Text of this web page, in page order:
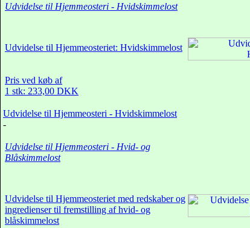
Udvidelse til Hjemmeosteri - Hvidskimmelost
Udvidelse til Hjemmeosteriet: Hvidskimmelost
Pris ved køb af
1 stk: 233,00 DKK
Udvidelse til Hjemmeosteri - Hvidskimmelost
-
Udvidelse til Hjemmeosteri - Hvid- og
Blåskimmelost
Udvidelse til Hjemmeosteriet med redskaber og
ingredienser til fremstilling af hvid- og
blåskimmelost